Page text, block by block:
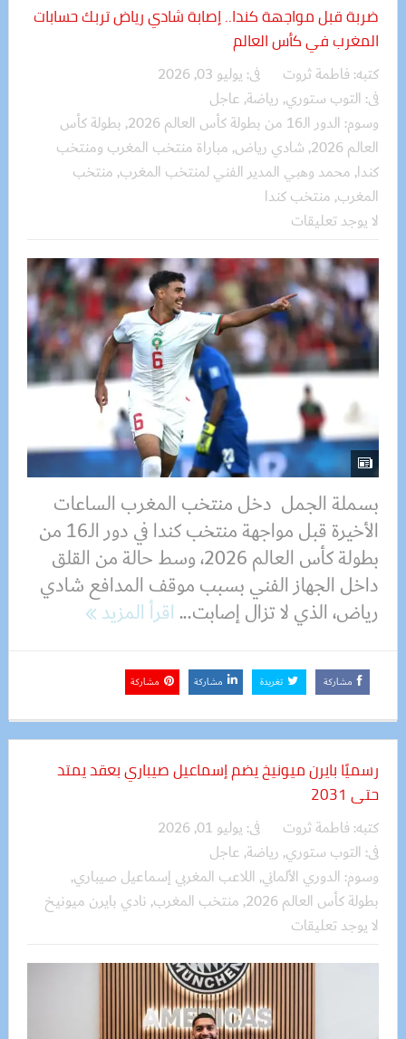
ضربة قبل مواجهة كندا.. إصابة شادي رياض تربك حسابات
المغرب في كأس العالم
كتبه: فاطمة ثروت فى: يوليو 03, 2026
فى: التوب ستوري, رياضة, عاجل
وسوم: الدور الـ16 من بطولة كأس العالم 2026 , بطولة كأس
العالم 2026
, شادي رياض, مباراة منتخب المغرب ومنتخب
كندا, محمد وهبي المدير الفني لمنتخب المغرب, منتخب
المغرب, منتخب كندا
لا يوجد تعليقات
بسملة الجمل دخل منتخب المغرب الساعات
الأخيرة قبل مواجهة منتخب كندا في دور الـ16 من
بطولة كأس العالم 2026، وسط حالة من القلق
داخل الجهاز الفني بسبب موقف المدافع شادي
رياض، الذي لا تزال إصابت...اقرأ المزيد
مشاركة تغريدة مشاركة مشاركة
رسميًا بايرن ميونيخ يضم إسماعيل صيباري بعقد يمتد
حتى 2031
كتبه: فاطمة ثروت فى: يوليو 01, 2026
فى: التوب ستوري, رياضة, عاجل
وسوم: الدوري الألماني, اللاعب المغربي إسماعيل صيباري,
بطولة كأس العالم 2026
, منتخب المغرب, نادي بايرن ميونيخ
لا يوجد تعليقات